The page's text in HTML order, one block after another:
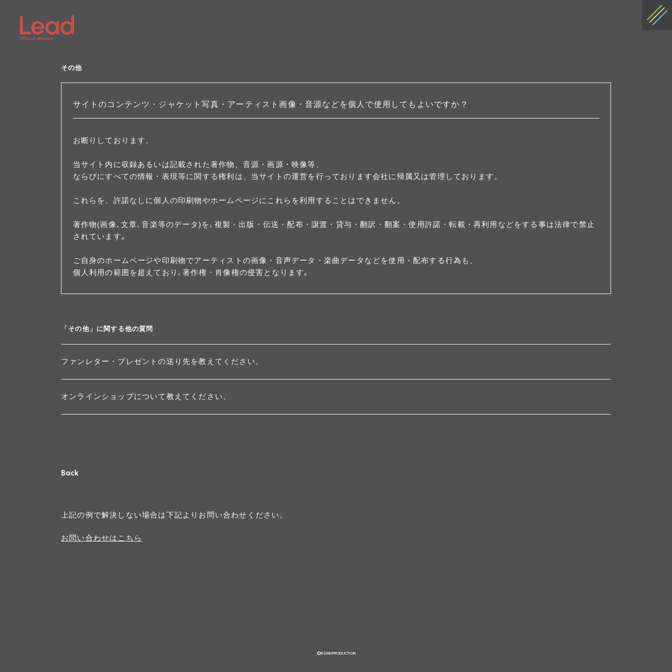
その他
サイトのコンテンツ・ジャケット写真・アーティスト画像・音源などを個人で使用してもよいですか？
お断りしております。
当サイト内に収録あるいは記載された著作物、音源・画源・映像等、
ならびにすべての情報・表現等に関する権利は、当サイトの運営を行っております会社に帰属又は管理しております。
これらを、許諾なしに個人の印刷物やホームページにこれらを利用することはできません。
著作物(画像､文章､音楽等のデータ)を､複製・出版・伝送・配布・譲渡・貸与・翻訳・翻案・使用許諾・転載・再利用などをする事は法律で禁止
されています｡
ご自身のホームページや印刷物でアーティストの画像・音声データ・楽曲データなどを使用・配布する行為も、
個人利用の範囲を超えており､著作権・肖像権の侵害となります｡
「その他」に関する他の質問
ファンレター・プレゼントの送り先を教えてください。
オンラインショップについて教えてください。
Back
上記の例で解決しない場合は下記よりお問い合わせください。
お問い合わせはこちら
©RISINGPRODUCTION